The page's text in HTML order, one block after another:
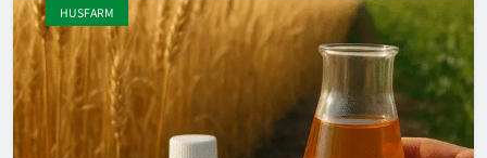
HUSFARM